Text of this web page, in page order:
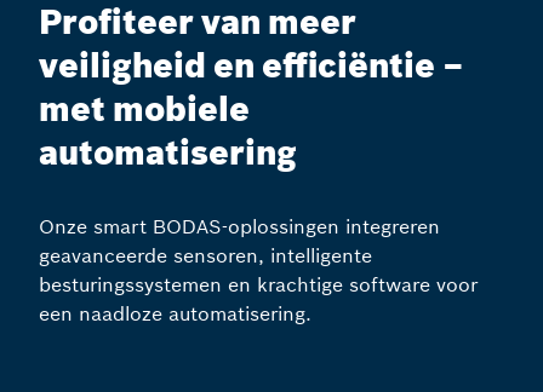
Profiteer van meer
veiligheid en efficiëntie –
met mobiele
automatisering
Onze smart BODAS-oplossingen integreren
geavanceerde sensoren, intelligente
besturingssystemen en krachtige software voor
een naadloze automatisering.